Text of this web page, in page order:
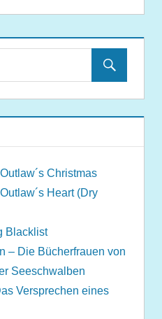
Christmas
Heart (Dry
Blacklist
– Die Bücherfrauen von
Seeschwalben
Versprechen eines